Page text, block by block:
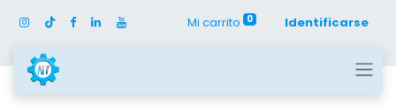
Mi carrito 0 Identificarse